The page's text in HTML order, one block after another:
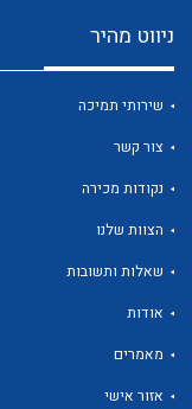
ניווט מהיר
שירותי תמיכה
צור קשר
נקודות מכירה
הצוות שלנו
שאלות ותשובות
אודות
מאמרים
אזור אישי